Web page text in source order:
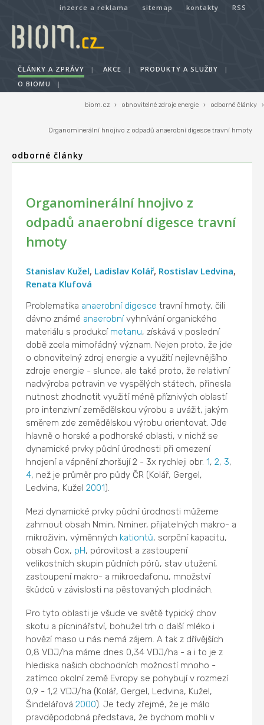
inzerce a reklama sitemap kontakty RSS
ČLÁNKY A ZPRÁVY | AKCE | PRODUKTY A SLUŽBY
|
O BIOMU
|
biom.cz › obnovitelné zdroje energie › odborné články ›
Organominerální hnojivo z odpadů anaerobní digesce travní hmoty
odborné články
Organominerální hnojivo z
odpadů anaerobní digesce travní
hmoty
Stanislav Kužel, Ladislav Kolář, Rostislav Ledvina,
Renata Klufová
Problematika anaerobní digesce travní hmoty, čili
dávno známé anaerobnívyhnívání organického
materiálu s produkcí metanu, získává v poslední
době zcela mimořádný význam. Nejen proto, že jde
o obnovitelný zdroj energie a využití nejlevnějšího
zdroje energie - slunce, ale také proto, že relativní
nadvýroba potravin ve vyspělých státech, přinesla
nutnost zhodnotit využití méně příznivých oblastí
pro intenzivní zemědělskou výrobu a uvážit, jakým
směrem zde zemědělskou výrobu orientovat. Jde
hlavně o horské a podhorské oblasti, v nichž se
dynamické prvky půdní úrodnosti při omezení
hnojení a vápnění zhoršují 2 - 3x rychleji obr.1,2, 3,
4, než je průměr pro půdy ČR (Kolář, Gergel,
Ledvina, Kužel2001).
Mezi dynamické prvky půdní úrodnosti můžeme
zahrnout obsah Nmin, Nminer, přijatelných makro- a
mikroživin, výměnných kationtů, sorpční kapacitu,
obsah Cox, pH, pórovitost a zastoupení
velikostních skupin půdních pórů, stav utužení,
zastoupení makro- a mikroedafonu, množství
škůdců v závislosti na pěstovaných plodinách.
Pro tyto oblasti je všude ve světě typický chov
skotu a pícninářství, bohužel trh o další mléko i
hovězí maso u nás nemá zájem. A tak z dřívějších
0,8 VDJ/ha máme dnes 0,34 VDJ/ha - a i to je z
hlediska našich obchodních možností mnoho -
zatímco okolní země Evropy se pohybují v rozmezí
0,9 - 1,2 VDJ/ha (Kolář, Gergel, Ledvina, Kužel,
Šindelářová2000). Je tedy zřejmé, že je málo
pravděpodobná představa, že bychom mohli v